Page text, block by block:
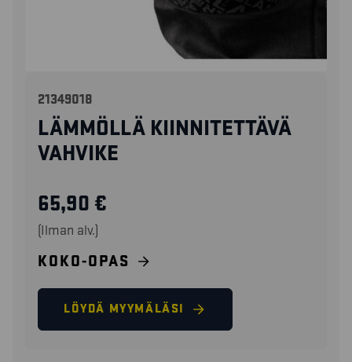
21349018
LÄMMÖLLÄ KIINNITETTÄVÄ
VAHVIKE
65,90 €
(Ilman alv.)
KOKO-OPAS
LÖYDÄ MYYMÄLÄSI